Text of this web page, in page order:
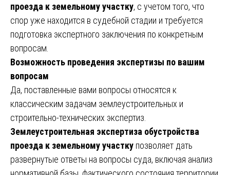
проезда к земельному участку, с учетом того, что
спор уже находится в судебной стадии и требуется
подготовка экспертного заключения по конкретным
вопросам.
Возможность проведения экспертизы по вашим
вопросам
Да, поставленные вами вопросы относятся к
классическим задачам землеустроительных и
строительно-технических экспертиз.
Землеустроительная экспертиза обустройства
проезда к земельному участку позволяет дать
развернутые ответы на вопросы суда, включая анализ